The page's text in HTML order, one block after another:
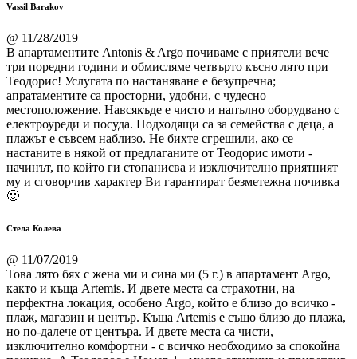
Vassil Barakov
@ 11/28/2019
В апартаментите Antonis & Argo почиваме с приятели вече
три поредни години и обмисляме четвърто късно лято при
Теодорис! Услугата по настаняване е безупречна;
апратаментите са просторни, удобни, с чудесно
местоположение. Навсякъде е чисто и напълно оборудвано с
електроуреди и посуда. Подходящи са за семейства с деца, а
плажът е съвсем наблизо. Не бихте сгрешили, ако се
настаните в някой от предлаганите от Теодорис имоти -
начинът, по който ги стопанисва и изключително приятният
му и сговорчив характер Ви гарантират безметежна почивка
🙂
Стела Колева
@ 11/07/2019
Това лято бях с жена ми и сина ми (5 г.) в апартамент Argo,
както и къща Artemis. И двете места са страхотни, на
перфектна локация, особено Argo, който е близо до всичко -
плаж, магазин и център. Къща Artemis е също близо до плажа,
но по-далече от центъра. И двете места са чисти,
изключително комфортни - с всичко необходимо за спокойна